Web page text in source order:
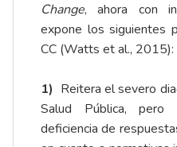
Change, ahora con
expone los siguientes
CC (Watts et al., 2015):
1) Reitera el severo
Salud Pública,
deficiencia de